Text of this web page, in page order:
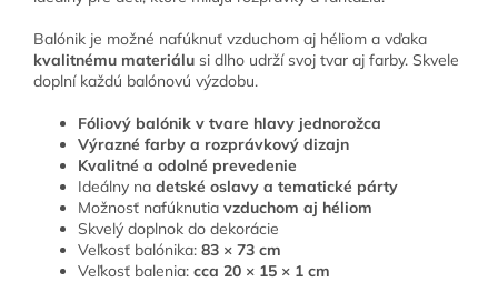
Balónik je možné nafúknuť vzduchom aj héliom a vďaka
kvalitnému materiálu si dlho udrží svoj tvar aj farby. Skvele
doplní každú balónovú výzdobu.
Fóliový balónik v tvare hlavy jednorožca
Výrazné farby a rozprávkový dizajn
Kvalitné a odolné prevedenie
Ideálny na detské oslavy a tematické párty
Možnosť nafúknutia vzduchom aj héliom
Skvelý doplnok do dekorácie
Veľkosť balónika: 83 × 73 cm
Veľkosť balenia: cca 20 × 15 × 1 cm